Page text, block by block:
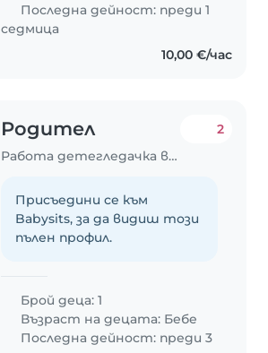
Последна дейност: преди 1
седмица
10,00 €/час
Родител
Работа детегледачка в София
2
Присъедини се към
Babysits, за да видиш този
пълен профил.
Брой деца: 1
Възраст на децата: Бебе
Последна дейност: преди 3